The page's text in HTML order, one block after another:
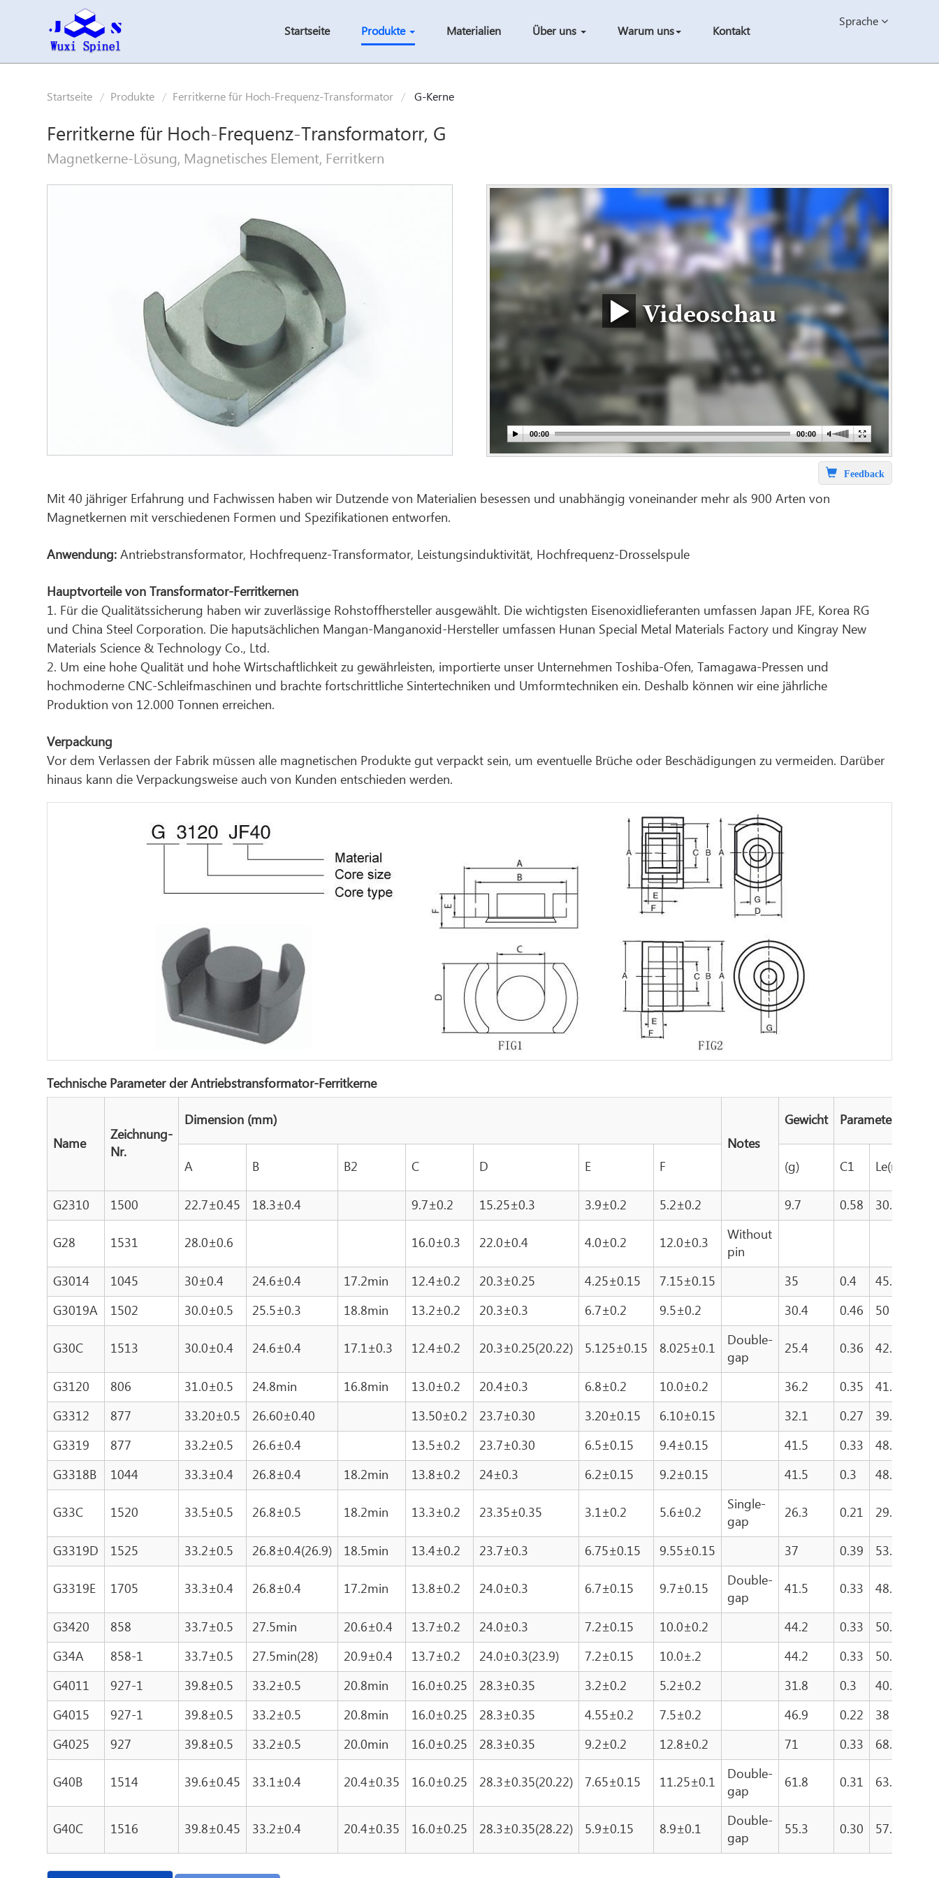
Sprache
Startseite Produkte Materialien Über uns Warum uns Kontakt
Startseite Produkte Ferritkerne für Hoch-Frequenz-Transformator G-Kerne
Ferritkerne für Hoch-Frequenz-Transformatorr, G
Magnetkerne-Lösung, Magnetisches Element, Ferritkern
Videoschau
Feedback
Mit 40 jähriger Erfahrung und Fachwissen haben wir Dutzende von Materialien besessen und unabhängig voneinander mehr als 900 Arten von
Magnetkernen mit verschiedenen Formen und Spezifikationen entworfen.
Anwendung: Antriebstransformator, Hochfrequenz-Transformator, Leistungsinduktivität, Hochfrequenz-Drosselspule
Hauptvorteile von Transformator-Ferritkernen
1. Für die Qualitätssicherung haben wir zuverlässige Rohstoffhersteller ausgewählt. Die wichtigsten Eisenoxidlieferanten umfassen Japan JFE, Korea RG
und China Steel Corporation. Die haputsächlichen Mangan-Manganoxid-Hersteller umfassen Hunan Special Metal Materials Factory und Kingray New
Materials Science & Technology Co., Ltd.
2. Um eine hohe Qualität und hohe Wirtschaftlichkeit zu gewährleisten, importierte unser Unternehmen Toshiba-Ofen, Tamagawa-Pressen und
hochmoderne CNC-Schleifmaschinen und brachte fortschrittliche Sintertechniken und Umformtechniken ein. Deshalb können wir eine jährliche
Produktion von 12.000 Tonnen erreichen.
Verpackung
Vor dem Verlassen der Fabrik müssen alle magnetischen Produkte gut verpackt sein, um eventuelle Brüche oder Beschädigungen zu vermeiden. Darüber
hinaus kann die Verpackungsweise auch von Kunden entschieden werden.
Technische Parameter der Antriebstransformator-Ferritkerne
Name
Zeichnung-
Nr.
Dimension (mm)
Notes
Gewicht Parameter
A B B2 C D E F (g) C1 Le(mm)
G2310
1500 22.7±0.45 18.3±0.4 9.7±0.2 15.25±0.3 3.9±0.2 5.2±0.2 9.7 0.58 30.42
G28 1531 28.0±0.6 16.0±0.3 22.0±0.4 4.0±0.2 12.0±0.3
Without
pin
G3014
1045 30±0.4 24.6±0.4 17.2min 12.4±0.2 20.3±0.25 4.25±0.15 7.15±0.15 35 0.4 45.2
G3019A
1502 30.0±0.5 25.5±0.3 18.8min 13.2±0.2 20.3±0.3 6.7±0.2 9.5±0.2 30.4 0.46 50
G30C 1513 30.0±0.4 24.6±0.4 17.1±0.3 12.4±0.2 20.3±0.25(20.22) 5.125±0.15 8.025±0.1
Double-
gap
25.4 0.36 42.9
G3120 806 31.0±0.5 24.8min 16.8min 13.0±0.2 20.4±0.3 6.8±0.2 10.0±0.2 36.2 0.35 41.7
G3312
877 33.20±0.5 26.60±0.40 13.50±0.2 23.7±0.30 3.20±0.15 6.10±0.15 32.1 0.27 39.2
G3319
877 33.2±0.5 26.6±0.4 13.5±0.2 23.7±0.30 6.5±0.15 9.4±0.15 41.5 0.33 48.6
G3318B
1044 33.3±0.4 26.8±0.4 18.2min 13.8±0.2 24±0.3 6.2±0.15 9.2±0.15 41.5 0.3 48.6
G33C 1520 33.5±0.5 26.8±0.5 18.2min 13.3±0.2 23.35±0.35 3.1±0.2 5.6±0.2
Single-
gap
26.3 0.21 29.7
G3319D 1525 33.2±0.5 26.8±0.4(26.9) 18.5min 13.4±0.2 23.7±0.3 6.75±0.15 9.55±0.15 37 0.39 53.5
G3319E 1705 33.3±0.4 26.8±0.4 17.2min 13.8±0.2 24.0±0.3 6.7±0.15 9.7±0.15
Double-
gap
41.5 0.33 48.6
G3420 858 33.7±0.5 27.5min 20.6±0.4 13.7±0.2 24.0±0.3 7.2±0.15 10.0±0.2 44.2 0.33 50.4
G34A
858-1 33.7±0.5 27.5min(28) 20.9±0.4 13.7±0.2 24.0±0.3(23.9) 7.2±0.15 10.0±.2 44.2 0.33 50.4
G4011
927-1 39.8±0.5 33.2±0.5 20.8min 16.0±0.25 28.3±0.35 3.2±0.2 5.2±0.2 31.8 0.3 40.9
G4015
927-1 39.8±0.5 33.2±0.5 20.8min 16.0±0.25 28.3±0.35 4.55±0.2 7.5±0.2 46.9 0.22 38
G4025
927 39.8±0.5 33.2±0.5 20.0min 16.0±0.25 28.3±0.35 9.2±0.2 12.8±0.2 71 0.33 68.5
G40B 1514 39.6±0.45 33.1±0.4 20.4±0.35 16.0±0.25 28.3±0.35(20.22) 7.65±0.15 11.25±0.1
Double-
gap
61.8 0.31 63.4
G40C 1516 39.8±0.45 33.2±0.4 20.4±0.35 16.0±0.25 28.3±0.35(28.22) 5.9±0.15 8.9±0.1
Double-
gap
55.3 0.30 57.48